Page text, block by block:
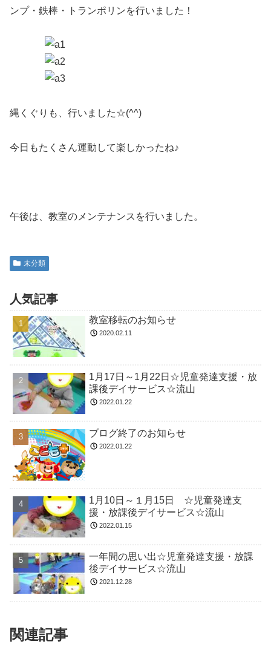
ンプ・鉄棒・トランポリンを行いました！
縄くぐりも、行いました☆(^^)
今日もたくさん運動して楽しかったね♪
午後は、教室のメンテナンスを行いました。
未分類
人気記事
教室移転のお知らせ
2020.02.11
1月17日～1月22日☆児童発達支援・放
課後デイサービス☆流山
2022.01.22
ブログ終了のお知らせ
2022.01.22
1月10日～１月15日 ☆児童発達支
援・放課後デイサービス☆流山
2022.01.15
一年間の思い出☆児童発達支援・放課
後デイサービス☆流山
2021.12.28
関連記事